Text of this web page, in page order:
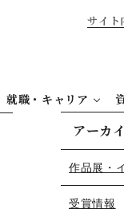
就職・キャリア
アーカ
作品展・
受賞情報